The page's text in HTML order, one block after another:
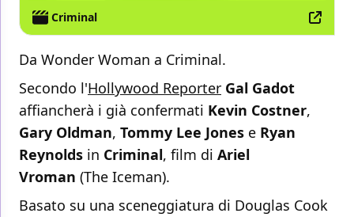
Criminal
Da Wonder Woman a Criminal.
Secondo l'Hollywood Reporter Gal Gadot
affiancherà i già confermati Kevin Costner,
Gary Oldman, Tommy Lee Jones e Ryan
Reynolds in Criminal, film di Ariel
Vroman (The Iceman).
Basato su una sceneggiatura di Douglas Cook